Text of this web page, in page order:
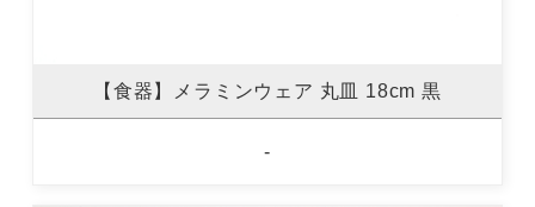
【食器】メラミンウェア 丸皿 18cm 黒
-